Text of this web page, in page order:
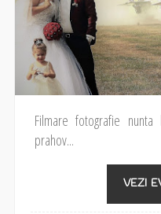
Filmare fotografie
prahov...
VEZI